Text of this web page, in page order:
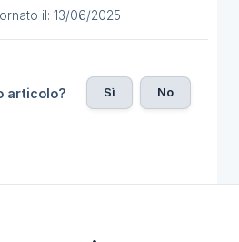
il: 13/06/2025
articolo? Sì No